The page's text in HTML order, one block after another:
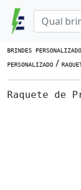
BRINDES
PERSONALIZADO /
Raquete de